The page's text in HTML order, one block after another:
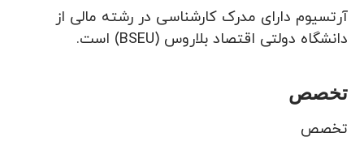
آرتسیوم دارای مدرک کارشناسی در رشته مالی از
دانشگاه دولتی اقتصاد بلاروس (BSEU) است.
تخصص
تخصص